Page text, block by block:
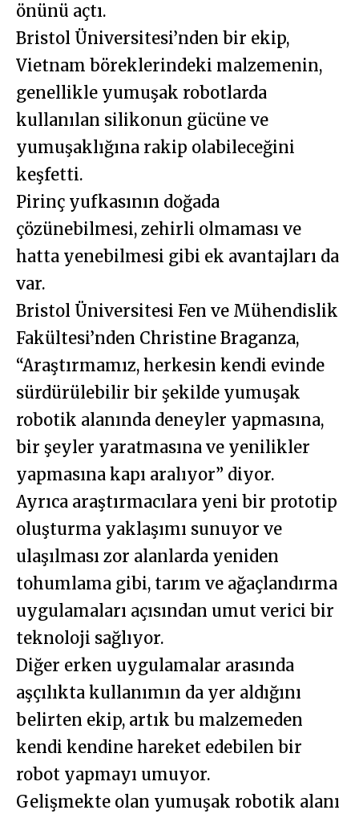
önünü açtı.
Bristol Üniversitesi’nden bir ekip,
Vietnam böreklerindeki malzemenin,
genellikle yumuşak robotlarda
kullanılan silikonun gücüne ve
yumuşaklığına rakip olabileceğini
keşfetti.
Pirinç yufkasının doğada
çözünebilmesi, zehirli olmaması ve
hatta yenebilmesi gibi ek avantajları da
var.
Bristol Üniversitesi Fen ve Mühendislik
Fakültesi’nden Christine Braganza,
“Araştırmamız, herkesin kendi evinde
sürdürülebilir bir şekilde yumuşak
robotik alanında deneyler yapmasına,
bir şeyler yaratmasına ve yenilikler
yapmasına kapı aralıyor” diyor.
Ayrıca araştırmacılara yeni bir prototip
oluşturma yaklaşımı sunuyor ve
ulaşılması zor alanlarda yeniden
tohumlama gibi, tarım ve ağaçlandırma
uygulamaları açısından umut verici bir
teknoloji sağlıyor.
Diğer erken uygulamalar arasında
aşçılıkta kullanımın da yer aldığını
belirten ekip, artık bu malzemeden
kendi kendine hareket edebilen bir
robot yapmayı umuyor.
Gelişmekte olan yumuşak robotik alanı